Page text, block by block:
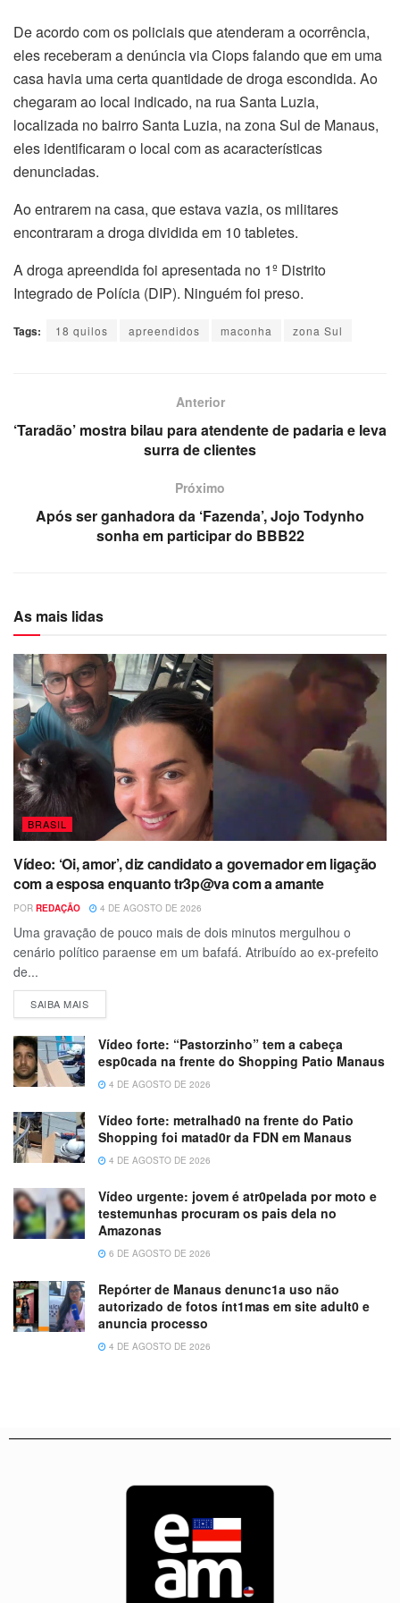
De acordo com os policiais que atenderam a ocorrência,
eles receberam a denúncia via Ciops falando que em uma
casa havia uma certa quantidade de droga escondida. Ao
chegaram ao local indicado, na rua Santa Luzia,
localizada no bairro Santa Luzia, na zona Sul de Manaus,
eles identificaram o local com as acaracterísticas
denunciadas.
Ao entrarem na casa, que estava vazia, os militares
encontraram a droga dividida em 10 tabletes.
A droga apreendida foi apresentada no 1º Distrito
Integrado de Polícia (DIP). Ninguém foi preso.
Tags: 18 quilos apreendidos maconha zona Sul
Anterior
‘Taradão’ mostra bilau para atendente de padaria e leva
surra de clientes
Próximo
Após ser ganhadora da ‘Fazenda’, Jojo Todynho
sonha em participar do BBB22
As mais lidas
BRASIL
Vídeo: ‘Oi, amor’, diz candidato a governador em ligação
com a esposa enquanto tr3p@va com a amante
POR REDAÇÃO 4 DE AGOSTO DE 2026
Uma gravação de pouco mais de dois minutos mergulhou o
cenário político paraense em um bafafá. Atribuído ao ex-prefeito
de...
SAIBA MAIS
Vídeo forte: “Pastorzinho” tem a cabeça
esp0cada na frente do Shopping Patio Manaus
4 DE AGOSTO DE 2026
Vídeo forte: metralhad0 na frente do Patio
Shopping foi matad0r da FDN em Manaus
4 DE AGOSTO DE 2026
Vídeo urgente: jovem é atr0pelada por moto e
testemunhas procuram os pais dela no
Amazonas
6 DE AGOSTO DE 2026
Repórter de Manaus denunc1a uso não
autorizado de fotos ínt1mas em site adult0 e
anuncia processo
4 DE AGOSTO DE 2026